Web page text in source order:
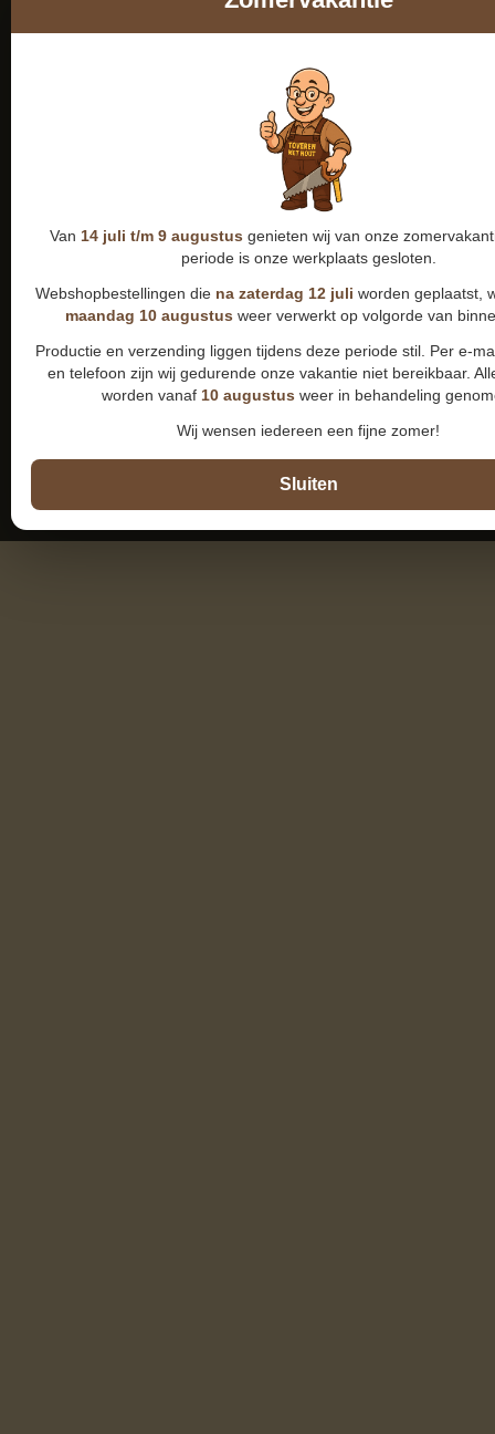
Van 14 juli t/m 9 augustus genieten wij van onze
periode is onze werkplaats gesloten.
Webshopbestellingen die na zaterdag 12 juli worden geplaatst,
maandag 10 augustus weer verwerkt op volgorde van
Productie en verzending liggen tijdens deze periode stil. Per e-
en telefoon zijn wij gedurende onze vakantie niet bereikbaar.
worden vanaf 10 augustus weer in behandeling
Wij wensen iedereen een fijne zomer!
Sluiten